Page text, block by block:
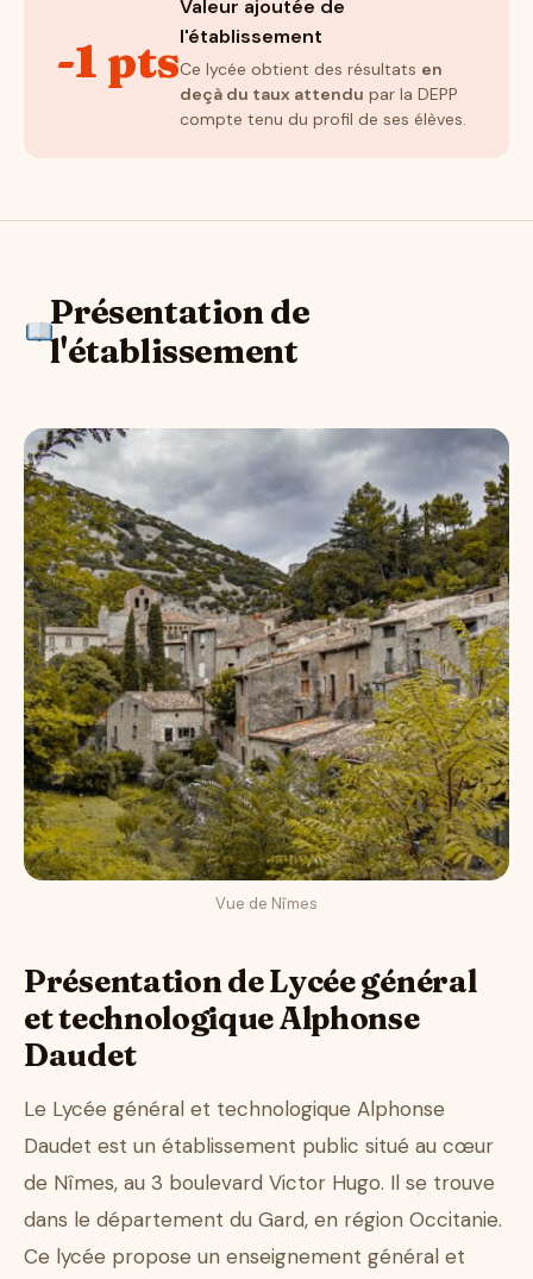
-1 pts
Valeur ajoutée de
l'établissement
Ce lycée obtient des résultats en
deçà du taux attendu par la DEPP
compte tenu du profil de ses élèves.
Présentation de
l'établissement
Vue de Nîmes
Présentation de Lycée général
et technologique Alphonse
Daudet
Le Lycée général et technologique Alphonse
Daudet est un établissement public situé au cœur
de Nîmes, au 3 boulevard Victor Hugo. Il se trouve
dans le département du Gard, en région Occitanie.
Ce lycée propose un enseignement général et